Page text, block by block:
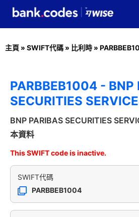
主頁 » SWIFT代碼 » 比利時 »
PARBBEB1004 - BNP
SECURITIES
BNP PARIBAS SECURITIES
本資料
This SWIFT code is inactive.
SWIFT代碼
PARBBEB1004